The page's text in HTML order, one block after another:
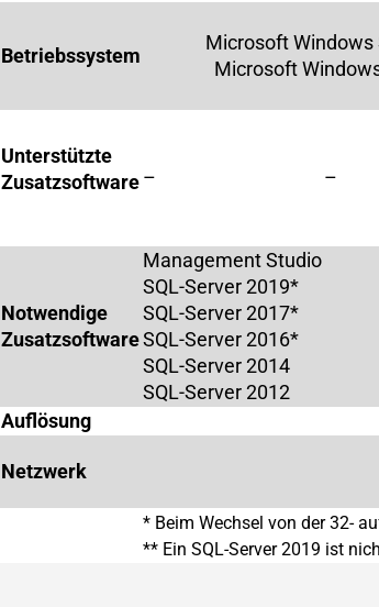
Betriebssystem
Microsoft
Microsoft
Unterstützte
Zusatzsoftware– –
Notwendige
Zusatzsoftware
Management Studio
SQL-Server 2019*
SQL-Server 2017*
SQL-Server 2016*
SQL-Server 2014
SQL-Server 2012
Auflösung
Netzwerk
* Beim Wechsel von der 32-
** Ein SQL-Server 2019 ist